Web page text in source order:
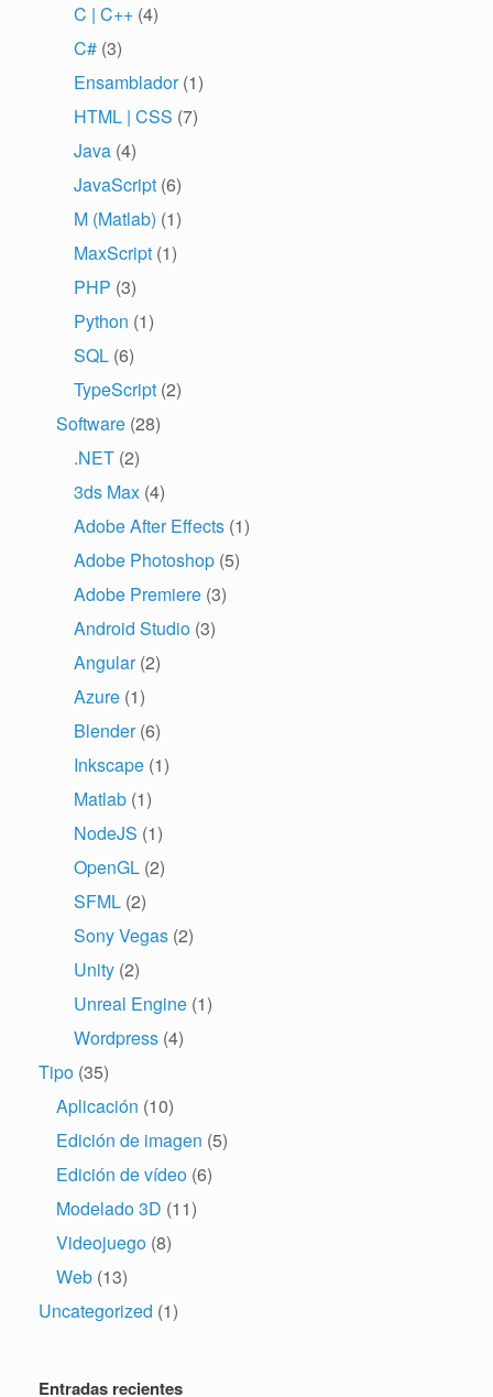
C | C++ (4)
C# (3)
Ensamblador(1)
HTML | CSS (7)
Java (4)
JavaScript (6)
M (Matlab) (1)
MaxScript (1)
PHP (3)
Python (1)
SQL (6)
TypeScript (2)
Software (28)
.NET (2)
3ds Max (4)
Adobe After Effects (1)
Adobe Photoshop (5)
Adobe Premiere (3)
Android Studio (3)
Angular(2)
Azure (1)
Blender(6)
Inkscape (1)
Matlab (1)
NodeJS (1)
OpenGL (2)
SFML (2)
Sony Vegas (2)
Unity (2)
Unreal Engine (1)
Wordpress (4)
Tipo (35)
Aplicación (10)
Edición de imagen (5)
Edición de vídeo (6)
Modelado 3D (11)
Videojuego (8)
Web (13)
Uncategorized (1)
Entradas recientes